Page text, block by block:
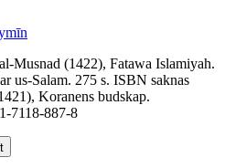
Musnad (1422), Fatawa Islamiyah.
us-Salam. 275 s. ISBN saknas
Koranens budskap.
7118-887-8